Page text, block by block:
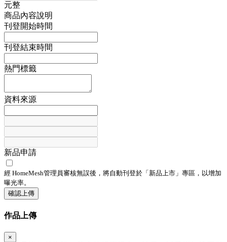
元整
商品內容說明
刊登開始時間
刊登結束時間
熱門標籤
資料來源
新品申請
經 HomeMesh管理員審核無誤後，將自動刊登於「 新品上市 」專區，以增加
曝光率。
確認上傳
作品上傳
×